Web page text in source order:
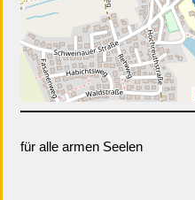
für alle armen Seelen